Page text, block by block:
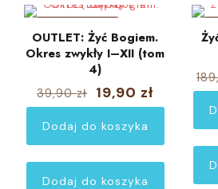
Outlet
OUTLET: Żyć Bogiem.
Okres zwykły I–XII (tom
4)
39,90zł Pierwotna
cena
wynosiła:
39,90 zł.
19,90 złAktualna
cena
Dodaj do koszyka
Dodaj do koszyka